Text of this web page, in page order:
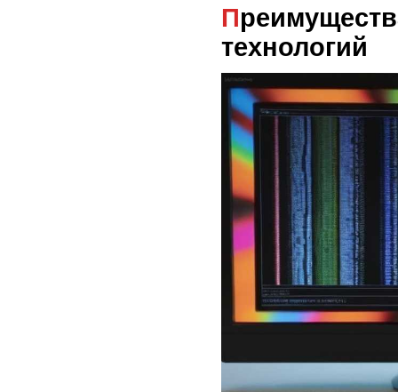
Преимущества использования
технологий